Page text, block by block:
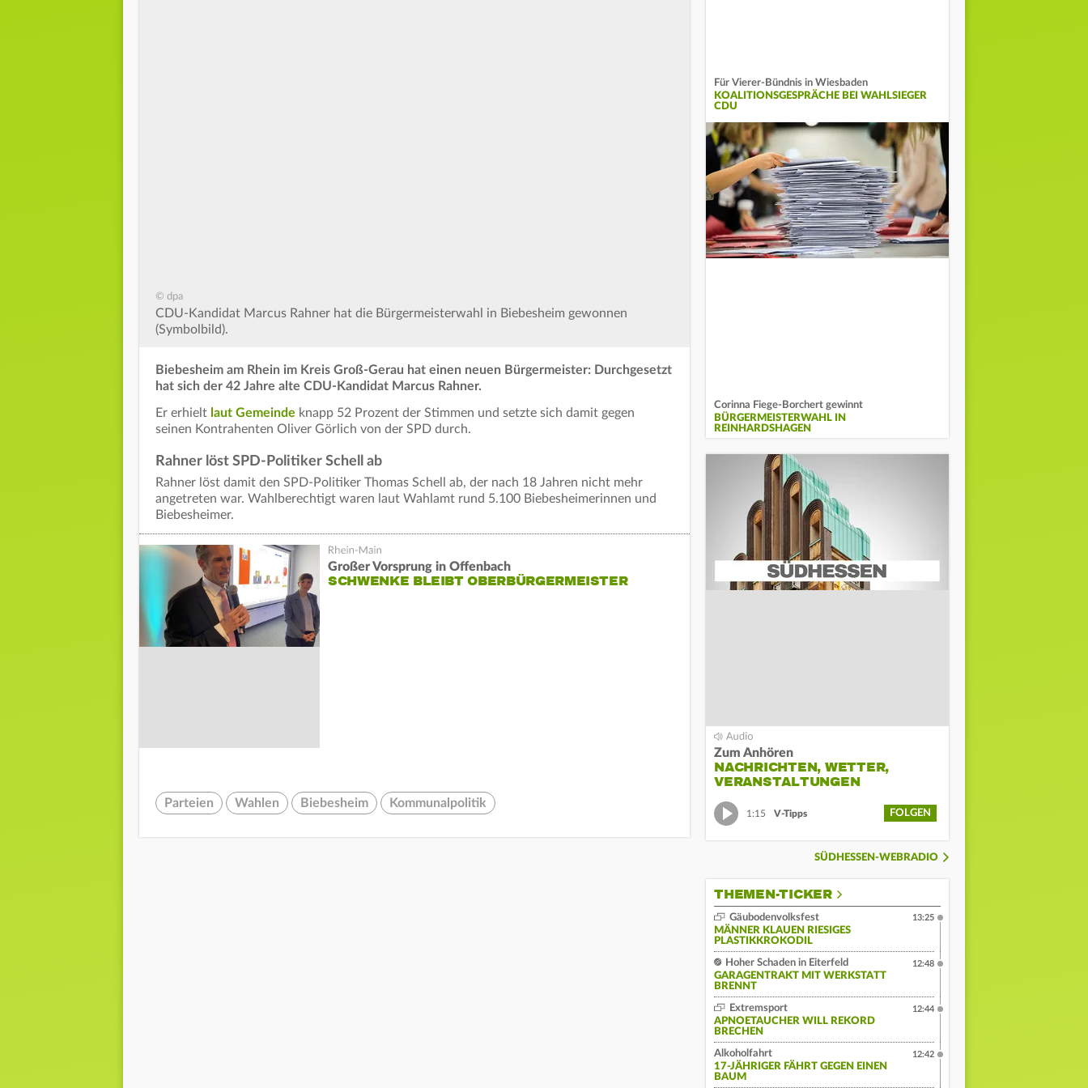
© dpa
CDU-Kandidat Marcus Rahner hat die Bürgermeisterwahl in Biebesheim gewonnen
(Symbolbild).
Biebesheim am Rhein im Kreis Groß-Gerau hat einen neuen Bürgermeister: Durchgesetzt
hat sich der 42 Jahre alte CDU-Kandidat Marcus Rahner.
Er erhielt laut Gemeinde knapp 52 Prozent der Stimmen und setzte sich damit gegen
seinen Kontrahenten Oliver Görlich von der SPD durch.
Rahner löst SPD-Politiker Schell ab
Rahner löst damit den SPD-Politiker Thomas Schell ab, der nach 18 Jahren nicht mehr
angetreten war. Wahlberechtigt waren laut Wahlamt rund 5.100 Biebesheimerinnen und
Biebesheimer.
Großer Vorsprung in Offenbach
SCHWENKE BLEIBT OBERBÜRGERMEISTER
Parteien Wahlen Biebesheim Kommunalpolitik
Für Vierer-Bündnis in Wiesbaden
KOALITIONSGESPRÄCHE BEI WAHLSIEGER
CDU
Corinna Fiege-Borchert gewinnt
BÜRGERMEISTERWAHL IN
REINHARDSHAGEN
Zum Anhören
NACHRICHTEN, WETTER,
VERANSTALTUNGEN
1:15 V-Tipps FOLGEN
SÜDHESSEN-WEBRADIO
THEMEN-TICKER
Gäubodenvolksfest
MÄNNER KLAUEN RIESIGES
PLASTIKKROKODIL
13:25
Hoher Schaden in Eiterfeld
GARAGENTRAKT MIT WERKSTATT
BRENNT
12:48
Extremsport
APNOETAUCHER WILL REKORD
BRECHEN
12:44
Alkoholfahrt
17-JÄHRIGER FÄHRT GEGEN EINEN
BAUM
12:42